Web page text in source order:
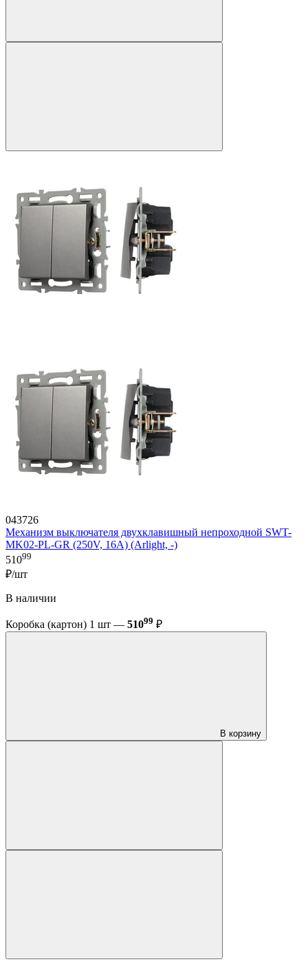
043726
Механизм выключателя двухклавишный непроходной SWT-
MK02-PL-GR (250V, 16A) (Arlight, -)
51099
₽/шт
В наличии
Коробка (картон) 1 шт — 51099 ₽
В корзину